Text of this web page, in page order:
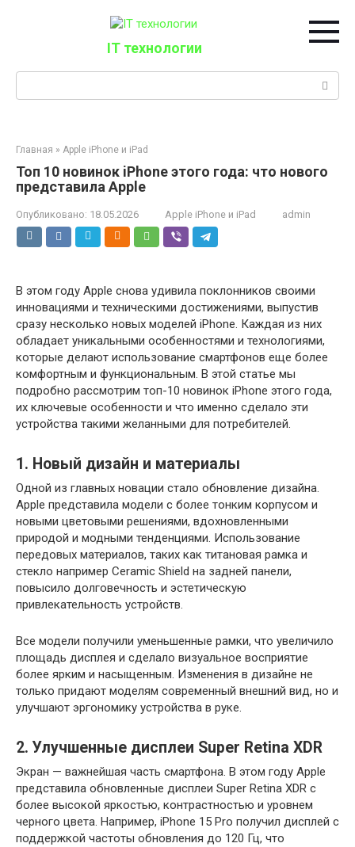
IT технологии
Главная » Apple iPhone и iPad
Топ 10 новинок iPhone этого года: что нового
представила Apple
Опубликовано: 18.05.2026 Apple iPhone и iPad admin
В этом году Apple снова удивила поклонников своими
инновациями и техническими достижениями, выпустив
сразу несколько новых моделей iPhone. Каждая из них
обладает уникальными особенностями и технологиями,
которые делают использование смартфонов еще более
комфортным и функциональным. В этой статье мы
подробно рассмотрим топ-10 новинок iPhone этого года,
их ключевые особенности и что именно сделало эти
устройства такими желанными для потребителей.
1. Новый дизайн и материалы
Одной из главных новации стало обновление дизайна.
Apple представила модели с более тонким корпусом и
новыми цветовыми решениями, вдохновленными
природой и модными тенденциями. Использование
передовых материалов, таких как титановая рамка и
стекло например Ceramic Shield на задней панели,
повысило долговечность и эстетическую
привлекательность устройств.
Все модели получили уменьшенные рамки, что увеличило
площадь дисплея и сделало визуальное восприятие
более ярким и насыщенным. Изменения в дизайне не
только придают моделям современный внешний вид, но и
улучшают эргономику устройства в руке.
2. Улучшенные дисплеи Super Retina XDR
Экран — важнейшая часть смартфона. В этом году Apple
представила обновленные дисплеи Super Retina XDR с
более высокой яркостью, контрастностью и уровнем
черного цвета. Например, iPhone 15 Pro получил дисплей с
поддержкой частоты обновления до 120 Гц, что